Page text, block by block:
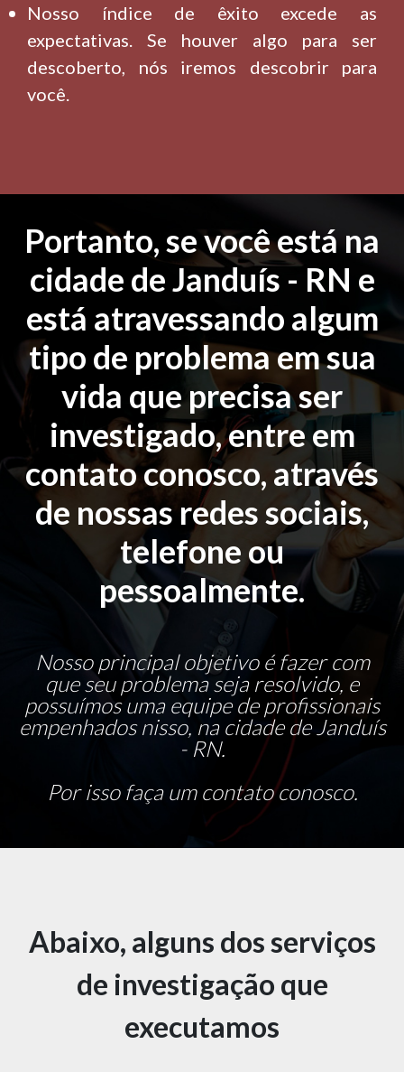
Nosso índice de êxito excede as
expectativas. Se houver algo para ser
descoberto, nós iremos descobrir para
você.
Portanto, se você está na
cidade de Janduís - RN e
está atravessando algum
tipo de problema em sua
vida que precisa ser
investigado, entre em
contato conosco, através
de nossas redes sociais,
telefone ou
pessoalmente.
Nosso principal objetivo é fazer com
que seu problema seja resolvido, e
possuímos uma equipe de profissionais
empenhados nisso, na cidade de Janduís
- RN.
Por isso faça um contato conosco.
Abaixo, alguns dos serviços
de investigação que
executamos